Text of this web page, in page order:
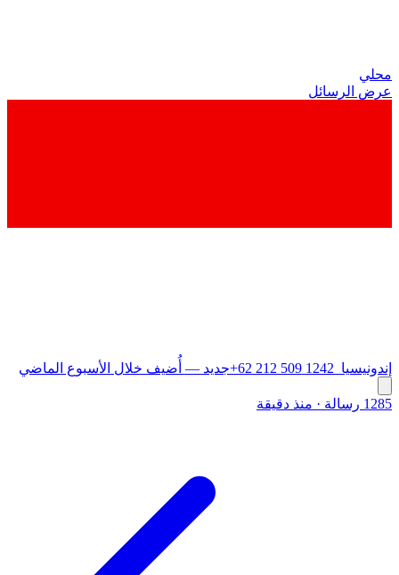
محلي
عرض الرسائل
إندونيسيا +62 212 509 1242جديد — أُضيف خلال الأسبوع الماضي
1285 رسالة · منذ دقيقة